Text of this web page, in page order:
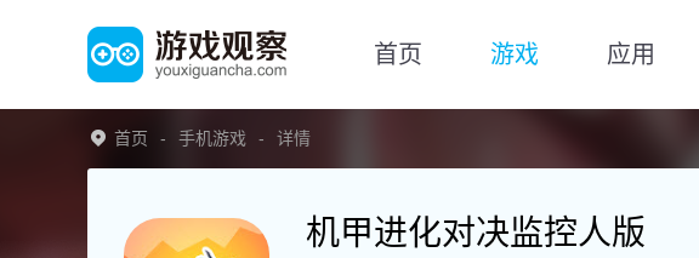
首页 游戏 应用
首页 手机游戏 详情
机甲进化对决监控人版